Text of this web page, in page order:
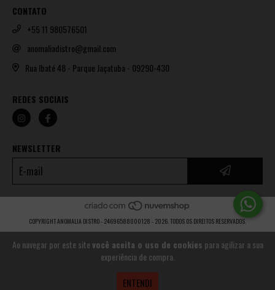
Ao navegar por este sitevocê aceita o uso de cookies para agilizar a sua
experiência de compra.
ENTENDI
CONTATO
+55 11 980576501
anomaliadistro@gmail.com
Rua Ibaté 48 - Parque Jaçatuba - 09290-430
REDES SOCIAIS
NEWSLETTER
COPYRIGHT ANOMALIA DISTRO - 24696588000128 - 2026. TODOS OS DIREITOS RESERVADOS.